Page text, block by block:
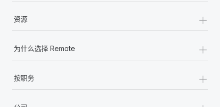
资源 +
为什么选择 Remote +
按职务 +